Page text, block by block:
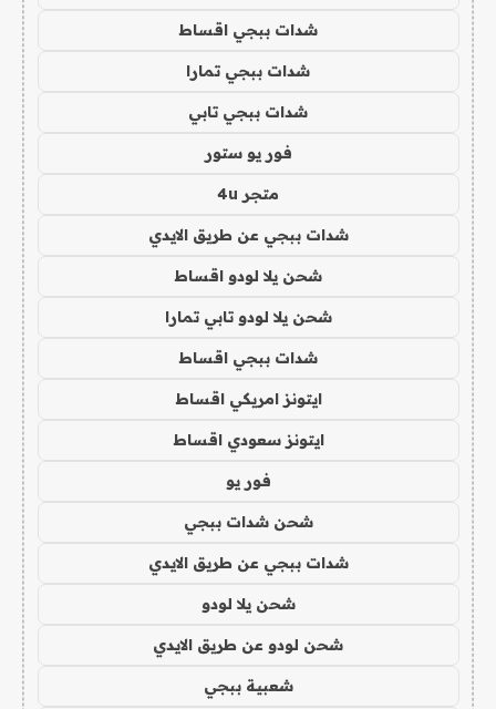
شدات ببجي اقساط
شدات ببجي تمارا
شدات ببجي تابي
فور يو ستور
متجر 4u
شدات ببجي عن طريق الايدي
شحن يلا لودو اقساط
شحن يلا لودو تابي تمارا
شدات ببجي اقساط
ايتونز امريكي اقساط
ايتونز سعودي اقساط
فور يو
شحن شدات ببجي
شدات ببجي عن طريق الايدي
شحن يلا لودو
شحن لودو عن طريق الايدي
شعبية ببجي